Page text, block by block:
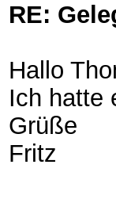
RE:
Hallo
Ich hatte
Grüße
Fritz